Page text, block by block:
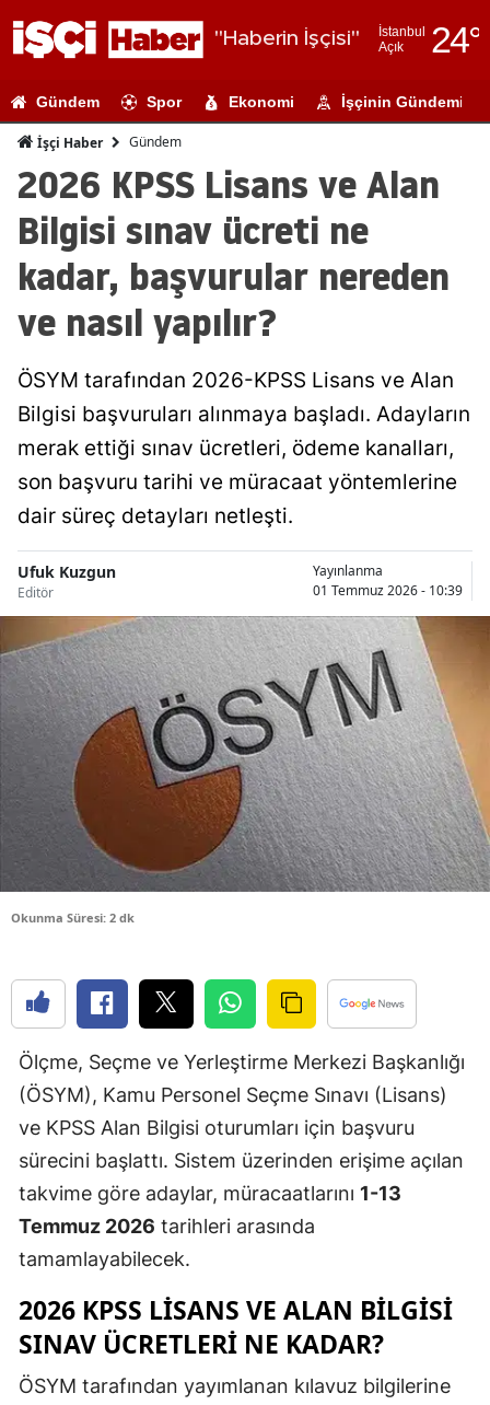
"Haberin İşçisi"
İstanbul
Açık
24°
Adıyaman
Ağrı
Ankara
Artvin
Aydın
Balıkesir
Bingöl
Bolu
Burdur
Bursa
Çanakkale
Çankırı
Çorum
Edirne
Elazığ
Erzincan
Erzurum
Gümüşhane
Gündem Spor Ekonomi İşçinin Gündemi
İşçi Haber Gündem
2026 KPSS Lisans ve Alan
Bilgisi sınav ücreti ne
kadar, başvurular nereden
ve nasıl yapılır?
ÖSYM tarafından 2026-KPSS Lisans ve Alan
Bilgisi başvuruları alınmaya başladı. Adayların
merak ettiği sınav ücretleri, ödeme kanalları,
son başvuru tarihi ve müracaat yöntemlerine
dair süreç detayları netleşti.
Ufuk Kuzgun
Editör
Yayınlanma
01 Temmuz 2026 - 10:39
Okunma Süresi: 2 dk
Ölçme, Seçme ve Yerleştirme Merkezi Başkanlığı
(ÖSYM), Kamu Personel Seçme Sınavı (Lisans)
ve KPSS Alan Bilgisi oturumları için başvuru
sürecini başlattı. Sistem üzerinden erişime açılan
takvime göre adaylar, müracaatlarını 1-13
Temmuz 2026 tarihleri arasında
tamamlayabilecek.
2026 KPSS LISANS VE ALAN BILGISI
SINAV ÜCRETLERI NE KADAR?
ÖSYM tarafından yayımlanan kılavuz bilgilerine